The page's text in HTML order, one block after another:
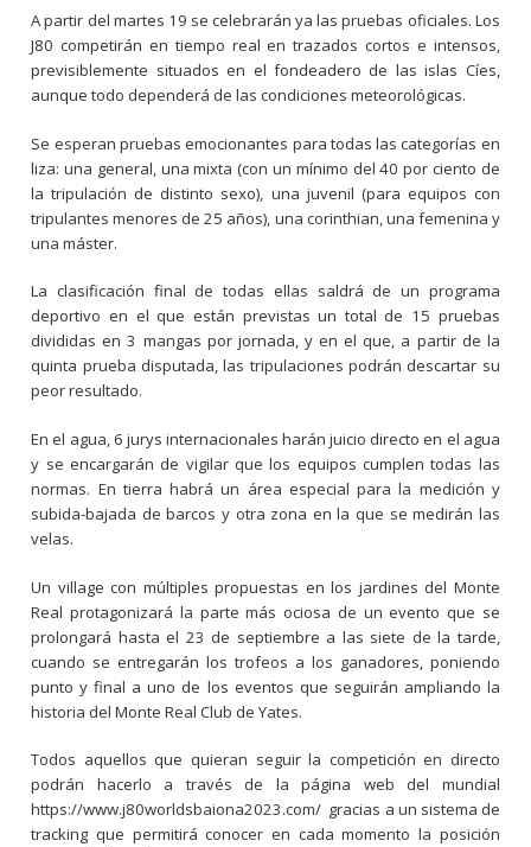
A partir del martes 19 se celebrarán ya las pruebas oficiales. Los
J80 competirán en tiempo real en trazados cortos e intensos,
previsiblemente situados en el fondeadero de las islas Cíes,
aunque todo dependerá de las condiciones meteorológicas.
Se esperan pruebas emocionantes para todas las categorías en
liza: una general, una mixta (con un mínimo del 40 por ciento de
la tripulación de distinto sexo), una juvenil (para equipos con
tripulantes menores de 25 años), una corinthian, una femenina y
una máster.
La clasificación final de todas ellas saldrá de un programa
deportivo en el que están previstas un total de 15 pruebas
divididas en 3 mangas por jornada, y en el que, a partir de la
quinta prueba disputada, las tripulaciones podrán descartar su
peor resultado.
En el agua, 6 jurys internacionales harán juicio directo en el agua
y se encargarán de vigilar que los equipos cumplen todas las
normas. En tierra habrá un área especial para la medición y
subida-bajada de barcos y otra zona en la que se medirán las
velas.
Un village con múltiples propuestas en los jardines del Monte
Real protagonizará la parte más ociosa de un evento que se
prolongará hasta el 23 de septiembre a las siete de la tarde,
cuando se entregarán los trofeos a los ganadores, poniendo
punto y final a uno de los eventos que seguirán ampliando la
historia del Monte Real Club de Yates.
Todos aquellos que quieran seguir la competición en directo
podrán hacerlo a través de la página web del mundial
https://www.j80worldsbaiona2023.com/ gracias a un sistema de
tracking que permitirá conocer en cada momento la posición